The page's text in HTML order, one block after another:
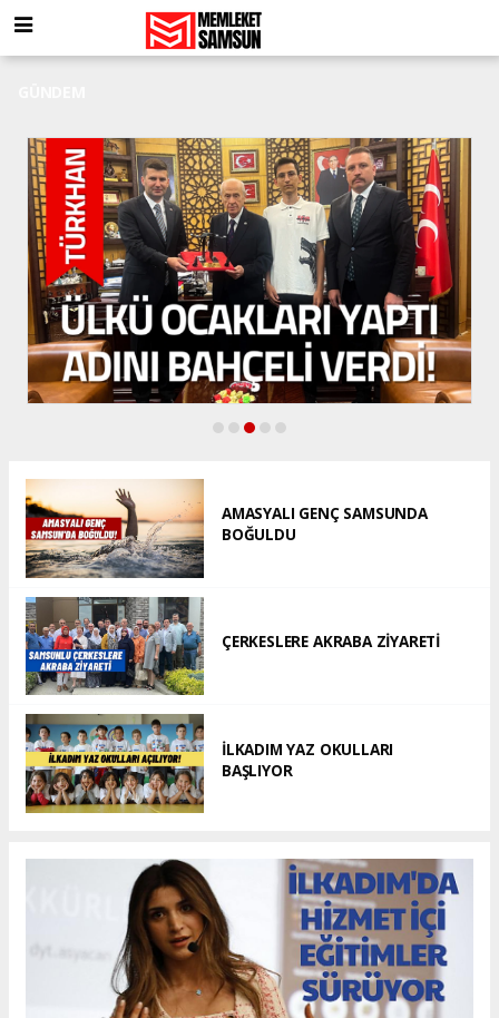
AMASYALI GENÇ SAMSUNDA
BOĞULDU
ÇERKESLERE AKRABA ZİYARETİ
İLKADIM YAZ OKULLARI
BAŞLIYOR